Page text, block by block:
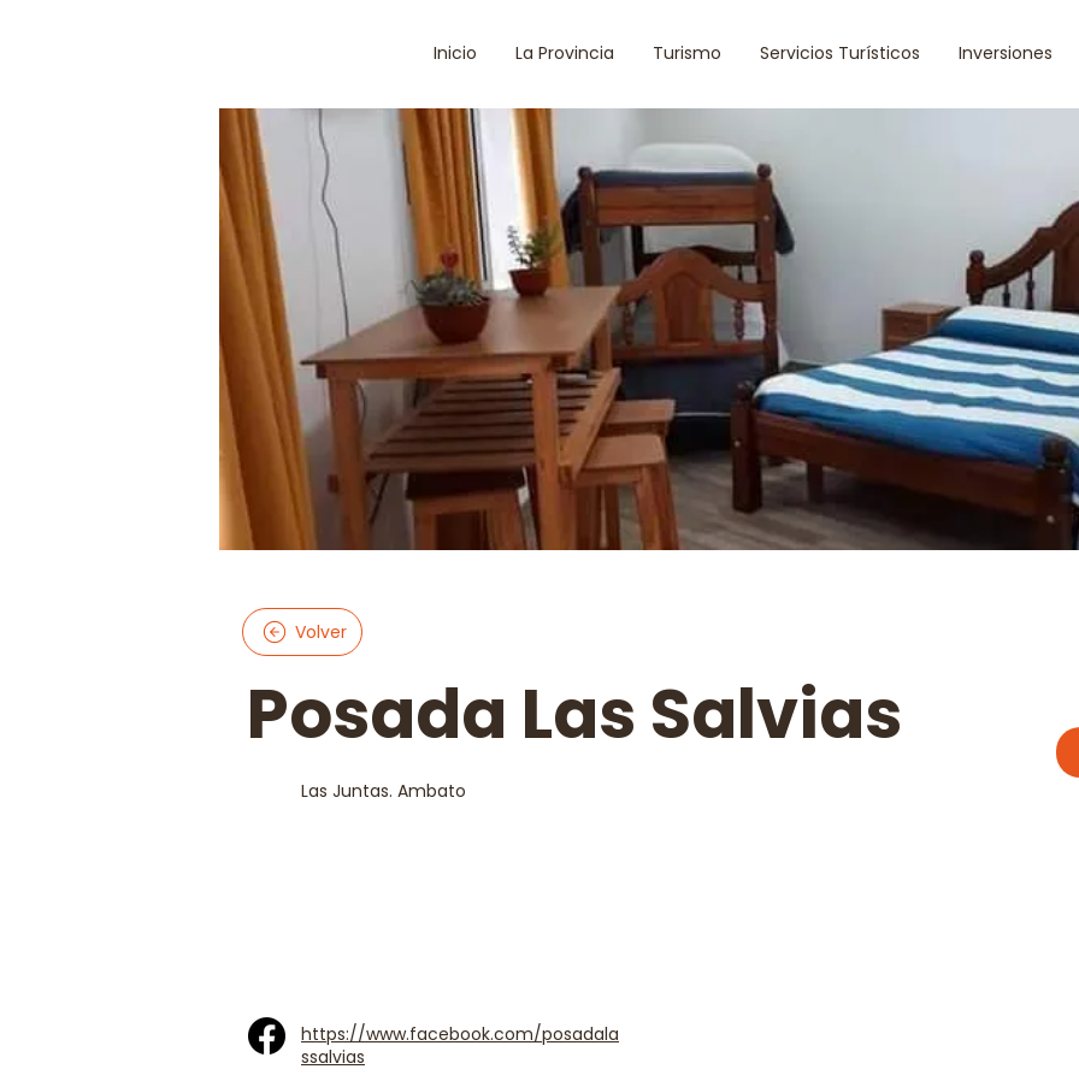
Inicio La Provincia Turismo Servicios Turísticos Inversiones
Volver
Posada Las Salvias
Las Juntas. Ambato
https://www.facebook.com/posadala
ssalvias